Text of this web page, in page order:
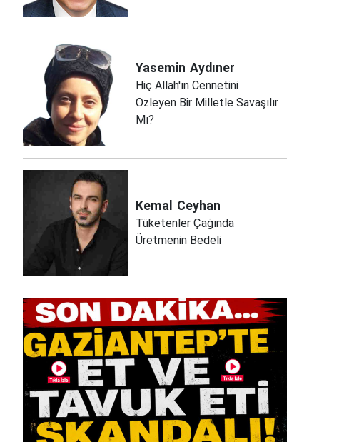
Yasemin Aydıner
Hiç Allah'ın Cennetini
Özleyen Bir Milletle Savaşılır
Mı?
Kemal Ceyhan
Tüketenler Çağında
Üretmenin Bedeli